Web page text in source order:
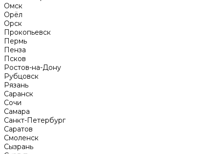
Омск
Орёл
Орск
Прокопьевск
Пермь
Пенза
Псков
Ростов-на-Дону
Рубцовск
Рязань
Саранск
Сочи
Самара
Санкт-Петербург
Саратов
Смоленск
Сызрань